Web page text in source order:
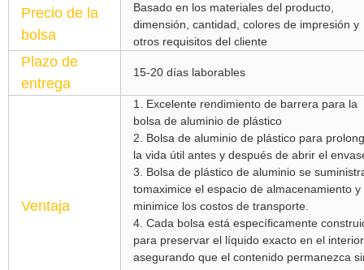
Precio de la
bolsa
Basado en los materiales del producto,
dimensión, cantidad, colores de impresión y
otros requisitos del cliente
Plazo de
entrega
15-20 días laborables
Ventaja
1. Excelente rendimiento de barrera para la
bolsa de aluminio de plástico
2. Bolsa de aluminio de plástico para
la vida útil antes y después de abrir el
3. Bolsa de plástico de aluminio se
tomaximice el espacio de almacenamiento y
minimice los costos de transporte.
4. Cada bolsa está específicamente
para preservar el líquido exacto en el
asegurando que el contenido permanezca